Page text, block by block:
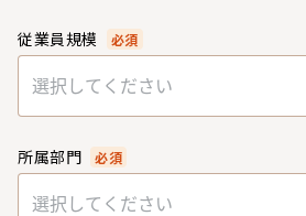
従業員規模 必須
選択してください
所属部門 必須
選択してください